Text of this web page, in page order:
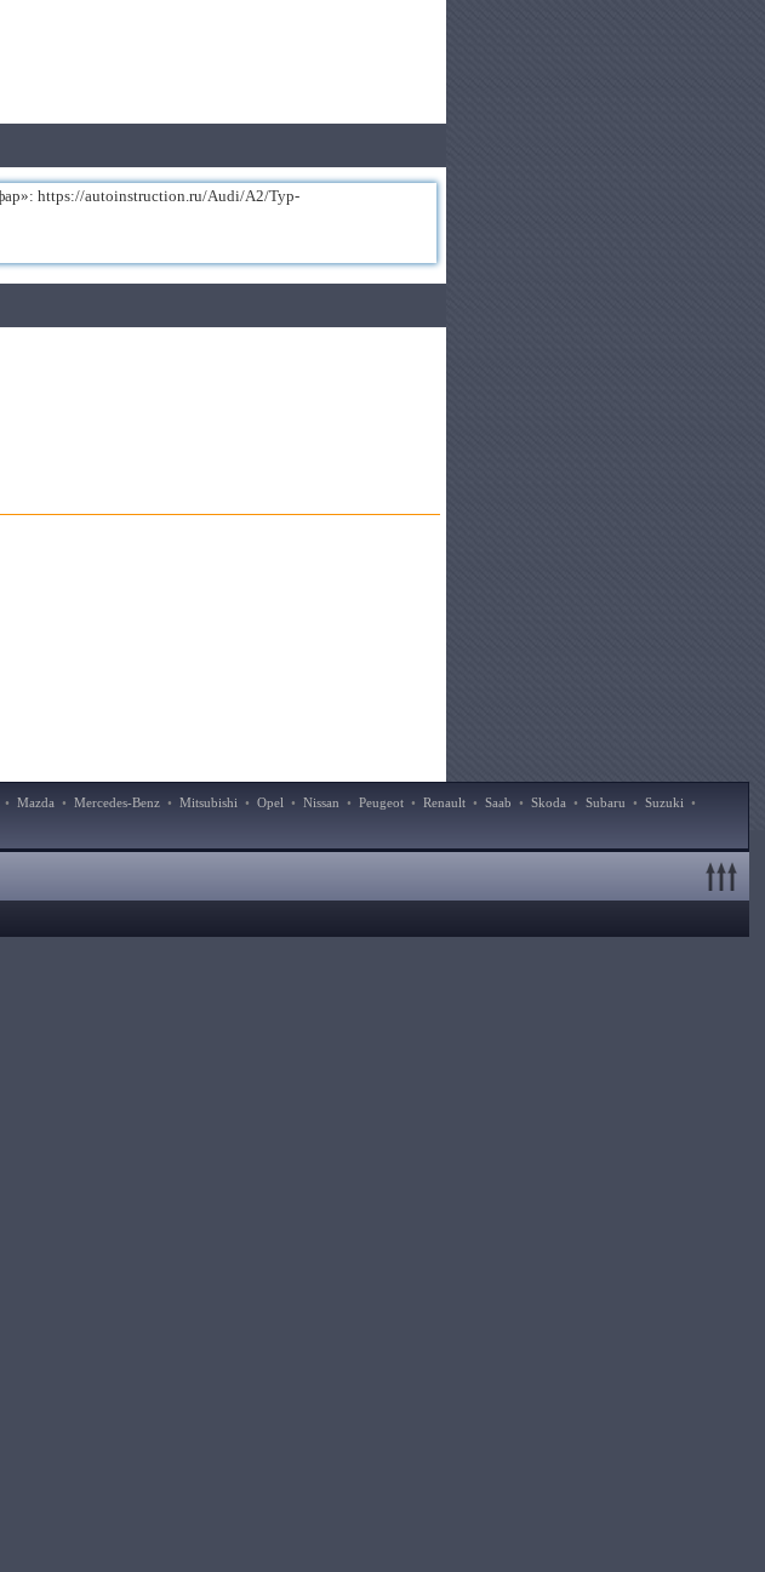
• Mazda • Mercedes-Benz • Mitsubishi • Opel • Nissan • Peugeot • Renault • Saab • Skoda • Subaru • Suzuki •